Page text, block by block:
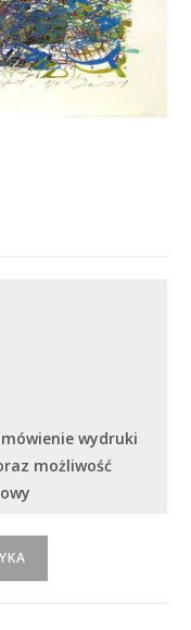
wydruki
możliwość